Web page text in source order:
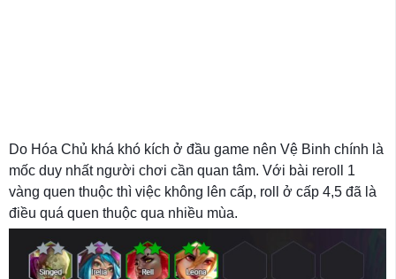
Do Hóa Chủ khá khó kích ở đầu game nên Vệ Binh chính là
mốc duy nhất người chơi cần quan tâm. Với bài reroll 1
vàng quen thuộc thì việc không lên cấp, roll ở cấp 4,5 đã là
điều quá quen thuộc qua nhiều mùa.